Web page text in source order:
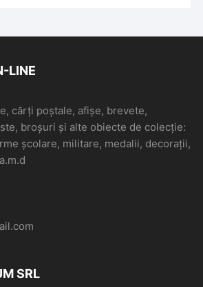
LINE
cărți poștale, afișe, brevete,
broșuri și alte obiecte de colecție:
școlare, militare, medalii, decorații,
SRL